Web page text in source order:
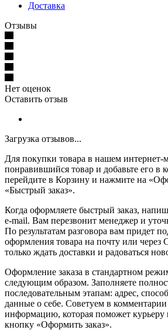
Доставка
Отзывы
Нет оценок
Оставить отзыв
Загрузка отзывов...
Для покупки товара в нашем интернет-
понравившийся товар и добавьте его в
перейдите в Корзину и нажмите на
«Быстрый заказ».
Когда оформляете быстрый заказ,
e-mail. Вам перезвонит менеджер и
По результатам разговора вам придет
оформления товара на почту или через
только ждать доставки и радоваться
Оформление заказа в стандартном
следующим образом. Заполняете
последовательным этапам: адрес,
данные о себе. Советуем в комментарии
информацию, которая поможет
кнопку «Оформить заказ».